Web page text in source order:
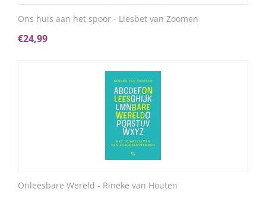
Ons huis aan het spoor - Liesbet van Zoomen
€24,99
Onleesbare Wereld - Rineke van Houten